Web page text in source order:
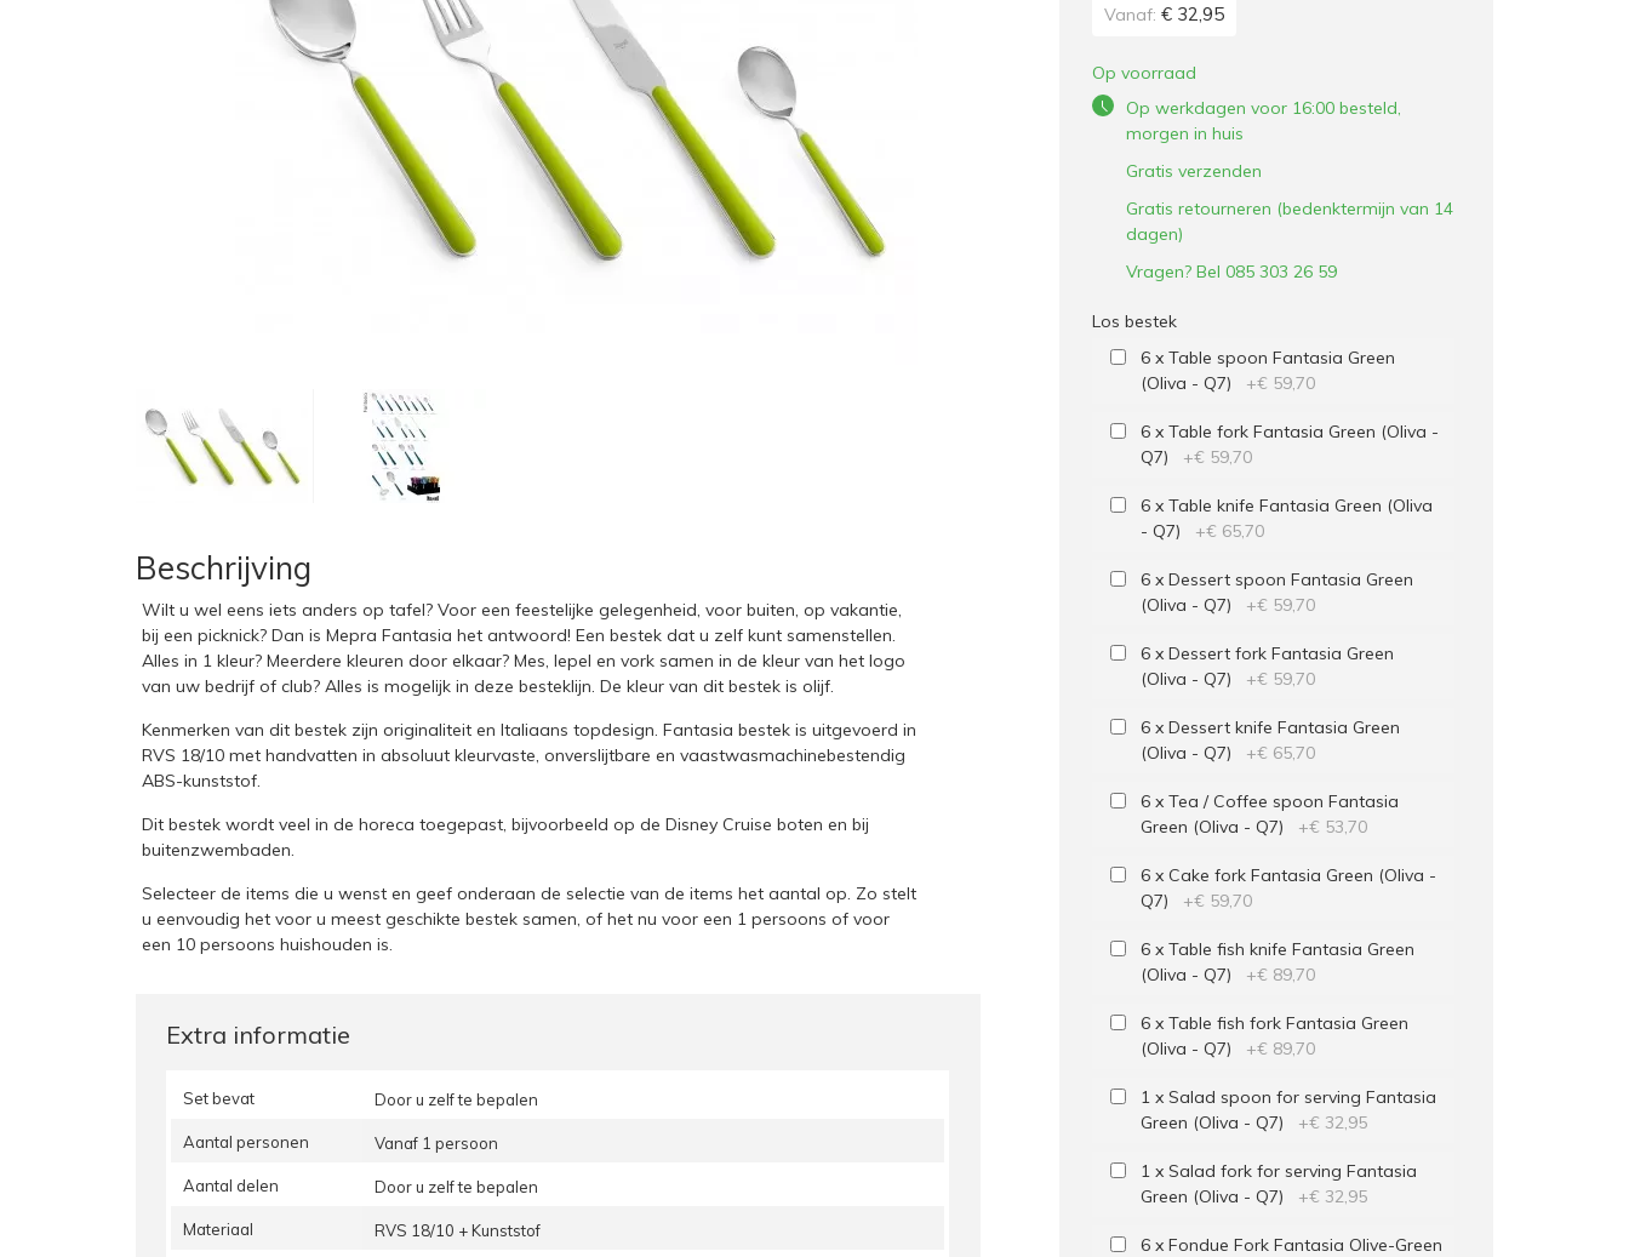
Beschrijving
Wilt u wel eens iets anders op tafel? Voor een feestelijke gelegenheid, voor buiten, op vakantie,
bij een picknick? Dan is Mepra Fantasia het antwoord! Een bestek dat u zelf kunt samenstellen.
Alles in 1 kleur? Meerdere kleuren door elkaar? Mes, lepel en vork samen in de kleur van het logo
van uw bedrijf of club? Alles is mogelijk in deze besteklijn. De kleur van dit bestek is olijf.
Kenmerken van dit bestek zijn originaliteit en Italiaans topdesign. Fantasia bestek is uitgevoerd in
RVS 18/10 met handvatten in absoluut kleurvaste, onverslijtbare en vaastwasmachinebestendig
ABS-kunststof.
Dit bestek wordt veel in de horeca toegepast, bijvoorbeeld op de Disney Cruise boten en bij
buitenzwembaden.
Selecteer de items die u wenst en geef onderaan de selectie van de items het aantal op. Zo stelt
u eenvoudig het voor u meest geschikte bestek samen, of het nu voor een 1 persoons of voor
een 10 persoons huishouden is.
Extra informatie
Set bevat Door u zelf te bepalen
Aantal personen Vanaf 1 persoon
Aantal delen Door u zelf te bepalen
Materiaal RVS 18/10 + Kunststof
Vanaf: € 32,95
Op voorraad
Op werkdagen voor 16:00 besteld,
morgen in huis
Gratis verzenden
Gratis retourneren (bedenktermijn van 14
dagen)
Vragen? Bel 085 303 26 59
Los bestek
6 x Table spoon Fantasia Green
(Oliva - Q7) +€ 59,70
6 x Table fork Fantasia Green (Oliva -
Q7) +€ 59,70
6 x Table knife Fantasia Green (Oliva
- Q7) +€ 65,70
6 x Dessert spoon Fantasia Green
(Oliva - Q7) +€ 59,70
6 x Dessert fork Fantasia Green
(Oliva - Q7) +€ 59,70
6 x Dessert knife Fantasia Green
(Oliva - Q7) +€ 65,70
6 x Tea / Coffee spoon Fantasia
Green (Oliva - Q7) +€ 53,70
6 x Cake fork Fantasia Green (Oliva -
Q7) +€ 59,70
6 x Table fish knife Fantasia Green
(Oliva - Q7) +€ 89,70
6 x Table fish fork Fantasia Green
(Oliva - Q7) +€ 89,70
1 x Salad spoon for serving Fantasia
Green (Oliva - Q7) +€ 32,95
1 x Salad fork for serving Fantasia
Green (Oliva - Q7) +€ 32,95
6 x Fondue Fork Fantasia Olive-Green